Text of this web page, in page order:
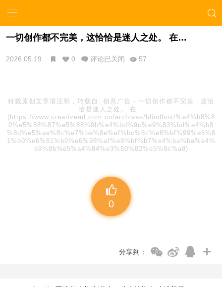
一切创作都不完美，这恰恰是迷人之处。 在…
2026.05.19 0 评论已关闭 57
转载原创文章请注明，转载自: 创意广告 - 一切创作都不完美，这恰
恰是迷人之处。 在…
(https://www.creativead.com.cn/archives/blindbox/%e4%b8%8
0%e5%88%87%e5%88%9b%e4%bd%9c%e9%83%bd%e4%b8
%8d%e5%ae%8c%e7%be%8e%ef%bc%8c%e8%bf%99%e6%8
1%b0%e6%81%b0%e6%98%af%e8%bf%b7%e4%ba%ba%e4%
b9%8b%e5%a4%84%e3%80%82%e5%9c%a8)
0
分享到：